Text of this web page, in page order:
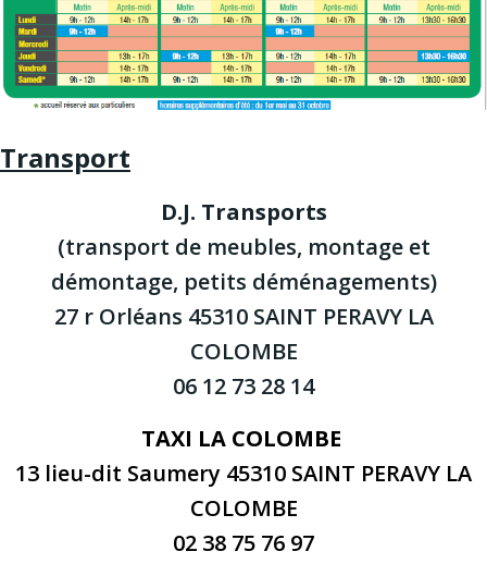
Transport
D.J. Transports
(transport de meubles, montage et
démontage, petits déménagements)
27 r Orléans 45310 SAINT PERAVY LA
COLOMBE
06 12 73 28 14
TAXI LA COLOMBE
13 lieu-dit Saumery 45310 SAINT PERAVY LA
COLOMBE
02 38 75 76 97